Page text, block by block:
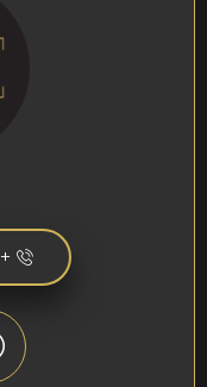
OpenStreetMap
+90-537-502-58-10